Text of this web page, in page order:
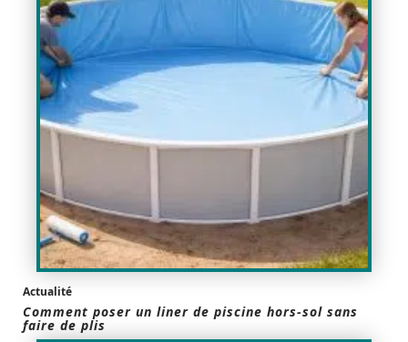
Actualité
Comment poser un liner de piscine hors-sol sans
faire de plis